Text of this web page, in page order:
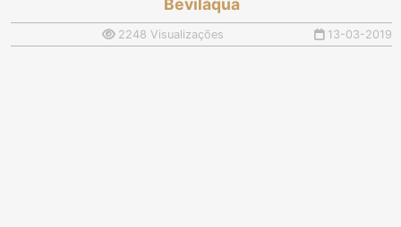
Beviláqua
2248 Visualizações 13-03-2019